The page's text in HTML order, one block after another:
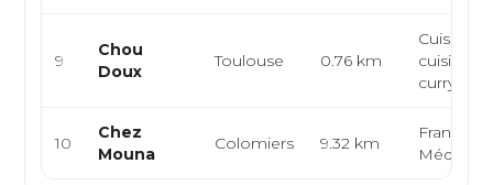
9
Chou
Doux
Toulouse 0.76 km
Cuisine
cuisine
curry
10
Chez
Mouna
Colomiers 9.32 km
Française,